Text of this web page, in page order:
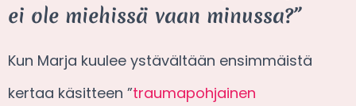
ei ole miehissä vaan minussa?”
Kun Marja kuulee ystävältään ensimmäistä
kertaa käsitteen ”traumapohjainen